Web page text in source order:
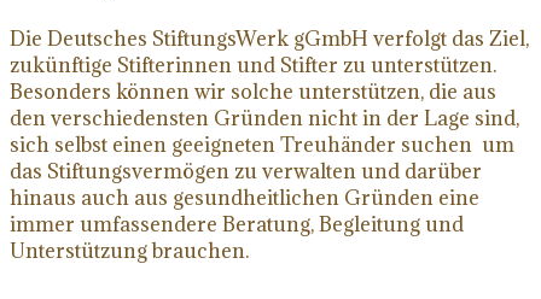
Die Deutsches StiftungsWerk gGmbH verfolgt das Ziel,
zukünftige Stifterinnen und Stifter zu unterstützen.
Besonders können wir solche unterstützen, die aus
den verschiedensten Gründen nicht in der Lage sind,
sich selbst einen geeigneten Treuhänder suchen um
das Stiftungsvermögen zu verwalten und darüber
hinaus auch aus gesundheitlichen Gründen eine
immer umfassendere Beratung, Begleitung und
Unterstützung brauchen.